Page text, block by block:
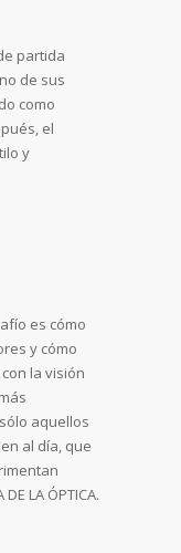
partida
de sus
como
el
y
es cómo
y cómo
la visión
aquellos
al día, que
LA ÓPTICA.